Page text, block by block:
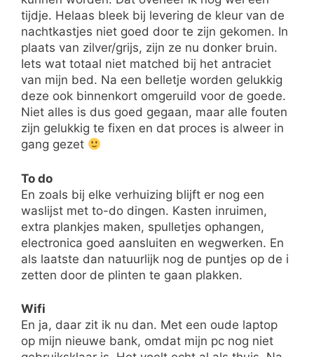
tijdje. Helaas bleek bij levering de kleur van de
nachtkastjes niet goed door te zijn gekomen. In
plaats van zilver/grijs, zijn ze nu donker bruin.
Iets wat totaal niet matched bij het antraciet
van mijn bed. Na een belletje worden gelukkig
deze ook binnenkort omgeruild voor de goede.
Niet alles is dus goed gegaan, maar alle fouten
zijn gelukkig te fixen en dat proces is alweer in
gang gezet
To do
En zoals bij elke verhuizing blijft er nog een
waslijst met to-do dingen. Kasten inruimen,
extra plankjes maken, spulletjes ophangen,
electronica goed aansluiten en wegwerken. En
als laatste dan natuurlijk nog de puntjes op de i
zetten door de plinten te gaan plakken.
Wifi
En ja, daar zit ik nu dan. Met een oude laptop
op mijn nieuwe bank, omdat mijn pc nog niet